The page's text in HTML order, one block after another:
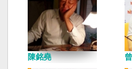
陳銘堯